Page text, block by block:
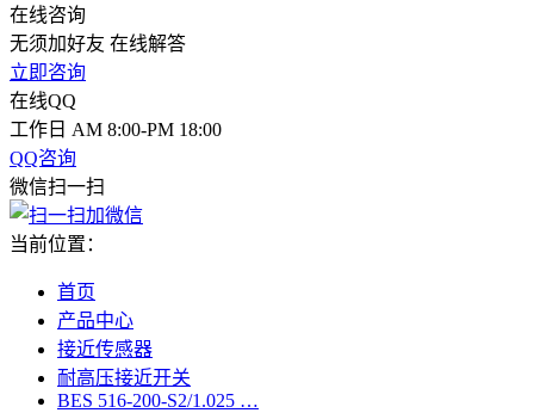
在线咨询
无须加好友 在线解答
立即咨询
在线QQ
工作日 AM 8:00-PM 18:00
QQ咨询
微信扫一扫
当前位置：
首页
产品中心
接近传感器
耐高压接近开关
BES 516-200-S2/1.025 …